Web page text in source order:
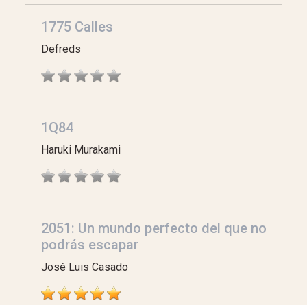
1775 Calles
Defreds
1Q84
Haruki Murakami
2051: Un mundo perfecto del que no
podrás escapar
José Luis Casado